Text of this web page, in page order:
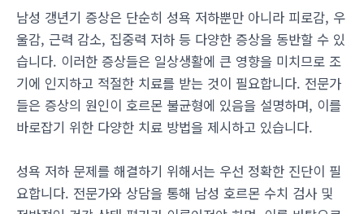
남성 갱년기 증상은 단순히 성욕 저하뿐만 아니라 피로감, 우
울감, 근력 감소, 집중력 저하 등 다양한 증상을 동반할 수 있
습니다. 이러한 증상들은 일상생활에 큰 영향을 미치므로 조
기에 인지하고 적절한 치료를 받는 것이 필요합니다. 전문가
들은 증상의 원인이 호르몬 불균형에 있음을 설명하며, 이를
바로잡기 위한 다양한 치료 방법을 제시하고 있습니다.
성욕 저하 문제를 해결하기 위해서는 우선 정확한 진단이 필
요합니다. 전문가와 상담을 통해 남성 호르몬 수치 검사 및